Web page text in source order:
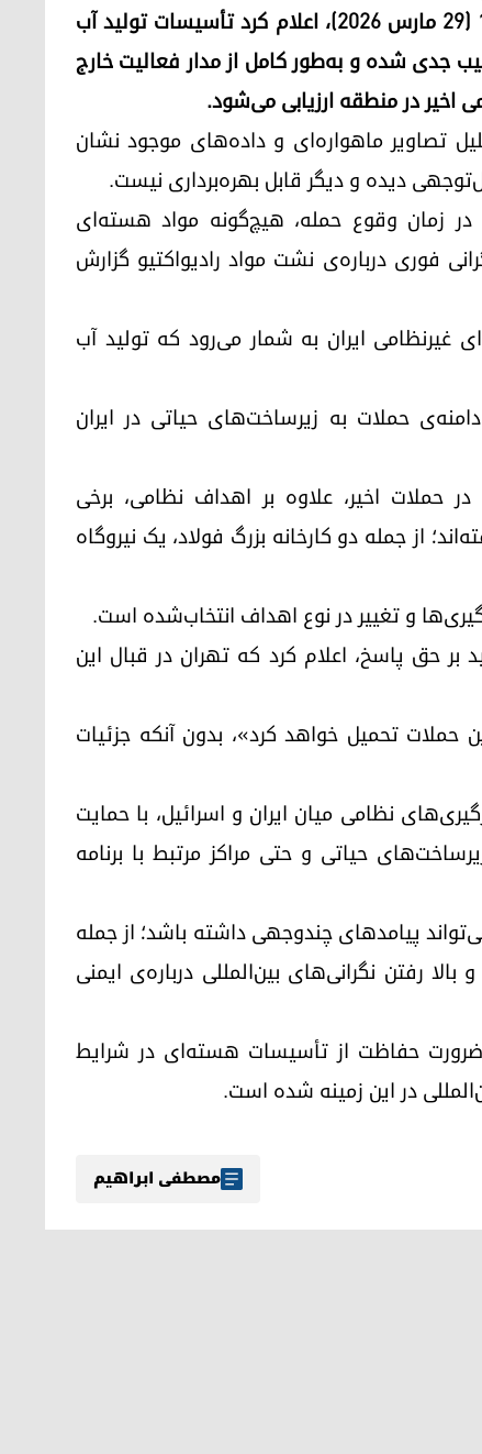
آژانس بین‌المللی انرژی اتمی روز یکشنبه ٩ فروردین ۱۴۰۵ (٢٩ مارس ۲۰۲۶)، اعلام کرد تأسیسات تولید آب
جدی شده و به‌طور کامل از مدار فعالیت خارج
در منطقه ارزیابی می‌شود.
تصاویر ماهواره‌ای و داده‌های موجود نشان
دیده و دیگر قابل بهره‌برداری نیست.
در زمان وقوع حمله، هیچ‌گونه مواد هسته‌ای
فوری درباره‌ی نشت مواد رادیواکتیو گزارش
غیرنظامی ایران به شمار می‌رود که تولید آب
حملات به زیرساخت‌های حیاتی در ایران
حملات اخیر، علاوه بر اهداف نظامی، برخی
از جمله دو کارخانه بزرگ فولاد، یک نیروگاه
و تغییر در نوع اهداف انتخاب‌شده است.
بر حق پاسخ، اعلام کرد که تهران در قبال این
حملات تحمیل خواهد کرد»، بدون آنکه جزئیات
نظامی میان ایران و اسرائیل، با حمایت
حیاتی و حتی مراکز مرتبط با برنامه
پیامدهای چندوجهی داشته باشد؛ از جمله
رفتن نگرانی‌های بین‌المللی درباره‌ی ایمنی
ضرورت حفاظت از تأسیسات هسته‌ای در شرایط
در این زمینه شده است.
مصطفی ابراهیم